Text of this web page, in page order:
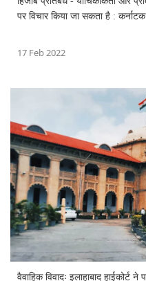
पर विचार किया जा सकता है : कर्नाटक
17 Feb 2022
वैवाहिक विवादः इलाहाबाद हाईकोर्ट